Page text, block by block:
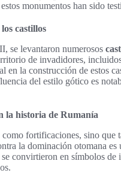
monumentos han sido
castillos
se levantaron numerosos
de invadidores,
en la construcción de estos
del estilo gótico es
la historia de Rumanía
fortificaciones, sino que
la dominación otomana
convirtieron en símbolos